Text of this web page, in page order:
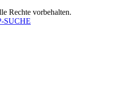
Rechte vorbehalten.
SUCHE